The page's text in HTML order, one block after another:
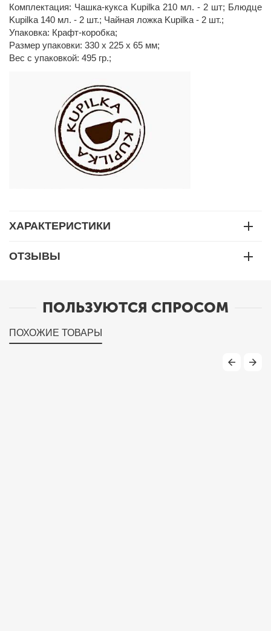
Комплектация: Чашка-кукса Kupilka 210 мл. - 2 шт; Блюдце
Kupilka 140 мл. - 2 шт.; Чайная ложка Kupilka - 2 шт.;
Упаковка: Крафт-коробка;
Размер упаковки: 330 х 225 х 65 мм;
Вес с упаковкой: 495 гр.;
ХАРАКТЕРИСТИКИ
ОТЗЫВЫ
ПОЛЬЗУЮТСЯ СПРОСОМ
ПОХОЖИЕ ТОВАРЫ